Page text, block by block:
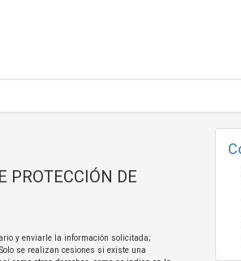
PROTECCIÓN DE
y enviarle la información solicitada;
se realizan cesiones si existe una